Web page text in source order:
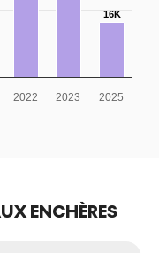
16K
2022 2023 2025
ENCHÈRES